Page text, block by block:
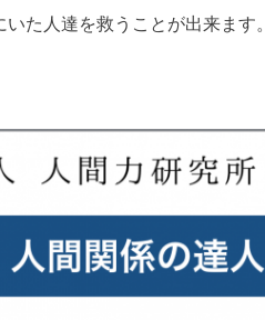
た人達を救うことが出来ます。